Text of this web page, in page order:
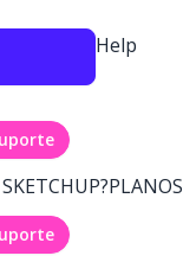
Help
PLANOS